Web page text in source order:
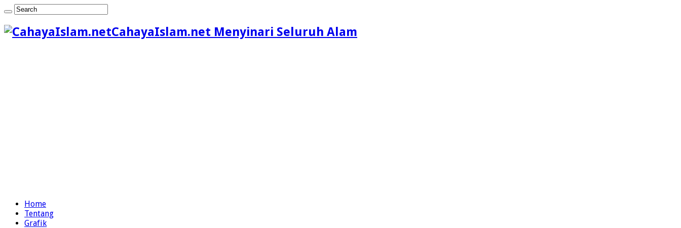
CahayaIslam.net Menyinari Seluruh Alam
Home
Tentang
Grafik